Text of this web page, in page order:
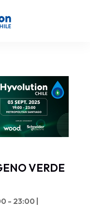
VERDE
- 23:00 |